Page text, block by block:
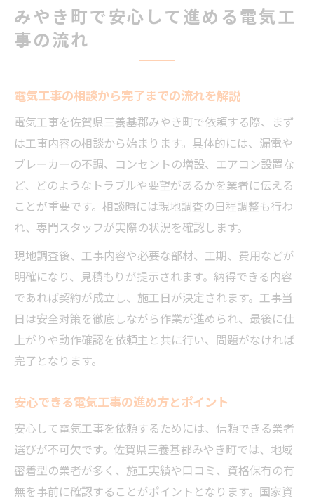
みやき町で安心して進める電気工
事の流れ
電気工事の相談から完了までの流れを解説
電気工事を佐賀県三養基郡みやき町で依頼する際、まず
は工事内容の相談から始まります。具体的には、漏電や
ブレーカーの不調、コンセントの増設、エアコン設置な
ど、どのようなトラブルや要望があるかを業者に伝える
ことが重要です。相談時には現地調査の日程調整も行わ
れ、専門スタッフが実際の状況を確認します。
現地調査後、工事内容や必要な部材、工期、費用などが
明確になり、見積もりが提示されます。納得できる内容
であれば契約が成立し、施工日が決定されます。工事当
日は安全対策を徹底しながら作業が進められ、最後に仕
上がりや動作確認を依頼主と共に行い、問題がなければ
完了となります。
安心できる電気工事の進め方とポイント
安心して電気工事を依頼するためには、信頼できる業者
選びが不可欠です。佐賀県三養基郡みやき町では、地域
密着型の業者が多く、施工実績や口コミ、資格保有の有
無を事前に確認することがポイントとなります。国家資